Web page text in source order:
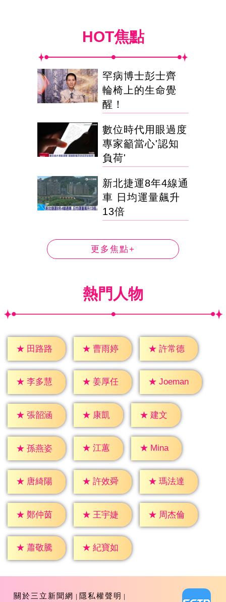
HOT焦點
罕病博士彭士齊
輪椅上的生命覺
醒！
數位時代用眼過度
專家籲當心'認知
負荷'
新北捷運8年4線通
車 日均運量飆升
13倍
更多焦點+
熱門人物
★ 田路路 ★ 曹雨婷 ★ 許常德
★ 李多慧 ★ 姜厚任 ★ Joeman
★ 張韶涵 ★ 康凱 ★ 建文
★ 孫燕姿 ★ 江蕙 ★ Mina
★ 唐綺陽 ★ 許效舜 ★ 瑪法達
★ 鄭仲茵 ★ 王宇婕 ★ 周杰倫
★ 蕭敬騰 ★ 紀寶如
關於三立新聞網 隱私權聲明